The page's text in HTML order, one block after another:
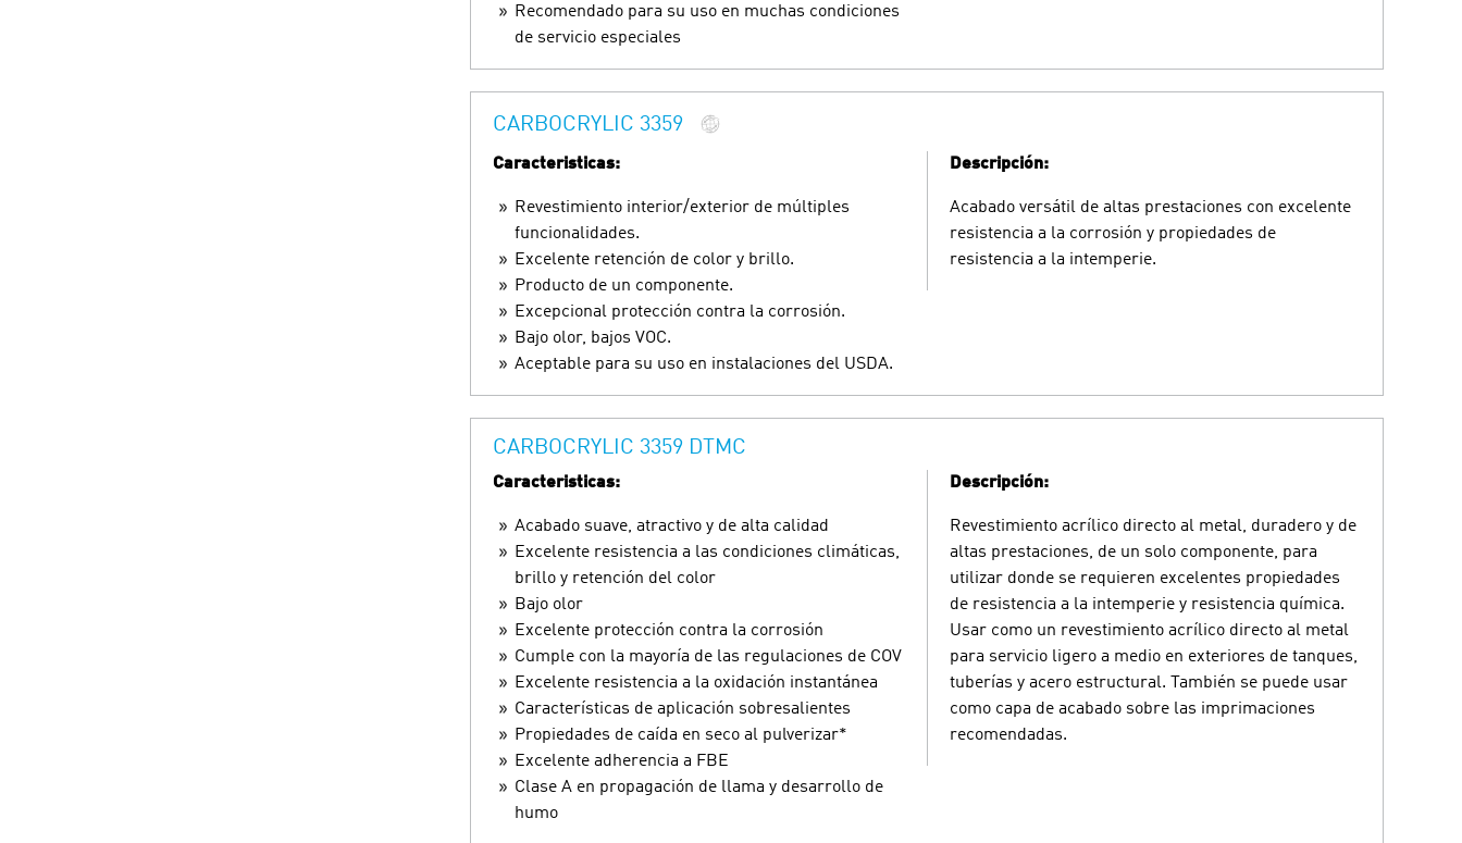
Recomendado para su uso en muchas condiciones
de servicio especiales
CARBOCRYLIC 3359
Caracteristicas:
Revestimiento interior/exterior de múltiples
funcionalidades.
Excelente retención de color y brillo.
Producto de un componente.
Excepcional protección contra la corrosión.
Bajo olor, bajos VOC.
Aceptable para su uso en instalaciones del USDA.
Descripción:
Acabado versátil de altas prestaciones con excelente
resistencia a la corrosión y propiedades de
resistencia a la intemperie.
CARBOCRYLIC 3359 DTMC
Caracteristicas:
Acabado suave, atractivo y de alta calidad
Excelente resistencia a las condiciones climáticas,
brillo y retención del color
Bajo olor
Excelente protección contra la corrosión
Cumple con la mayoría de las regulaciones de COV
Excelente resistencia a la oxidación instantánea
Características de aplicación sobresalientes
Propiedades de caída en seco al pulverizar*
Excelente adherencia a FBE
Clase A en propagación de llama y desarrollo de
humo
Descripción:
Revestimiento acrílico directo al metal, duradero y de
altas prestaciones, de un solo componente, para
utilizar donde se requieren excelentes propiedades
de resistencia a la intemperie y resistencia química.
Usar como un revestimiento acrílico directo al metal
para servicio ligero a medio en exteriores de tanques,
tuberías y acero estructural. También se puede usar
como capa de acabado sobre las imprimaciones
recomendadas.